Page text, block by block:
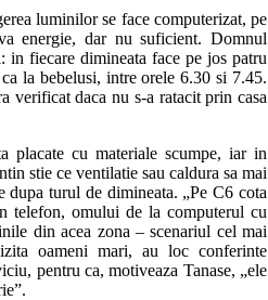
luminilor se face computerizat, pe
energie, dar nu suficient. Domnul
in fiecare dimineata face pe jos patru
la bebelusi, intre orele 6.30 si 7.45.
verificat daca nu s-a ratacit prin casa
placate cu materiale scumpe, iar in
stie ce ventilatie sau caldura sa mai
dupa turul de dimineata. „Pe C6 cota
telefon, omului de la computerul cu
din acea zona – scenariul cel mai
oameni mari, au loc conferinte
pentru ca, motiveaza Tanase, „ele